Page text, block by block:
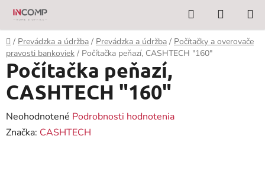
Prejsť
obsah
Hľadať
KOŠÍK
Domov
/ Prevádzka a údržba / Prevádzka a údržba / Počítačky a overovače
pravosti bankoviek / Počítačka peňazí, CASHTECH "160"
Počítačka peňazí,
CASHTECH "160"
Priemerné
hodnotenie
Neohodnotené Podrobnosti hodnotenia
Značka: CASHTECH